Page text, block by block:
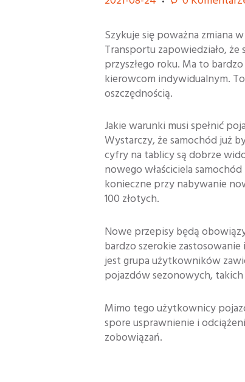
Szykuje się poważna zmiana
Transportu zapowiedziało,
przyszłego roku. Ma to
kierowcom indywidualnym.
oszczędnością.
Jakie warunki musi spełnić
Wystarczy, że samochód już
cyfry na tablicy są dobrze
nowego właściciela
konieczne przy nabywanie
100 złotych.
Nowe przepisy będą
bardzo szerokie
jest grupa użytkowników
pojazdów sezonowych,
Mimo tego użytkownicy
spore usprawnienie i
zobowiązań.